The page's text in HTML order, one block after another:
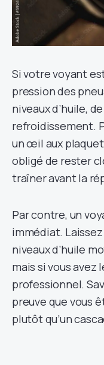
Si votre voyant
pression des
niveaux d’huile,
refroidissement.
un œil aux
obligé de rester
traîner avant la
Par contre, un
immédiat.
niveaux d’huile
mais si vous avez
professionnel.
preuve que vous
plutôt qu’un